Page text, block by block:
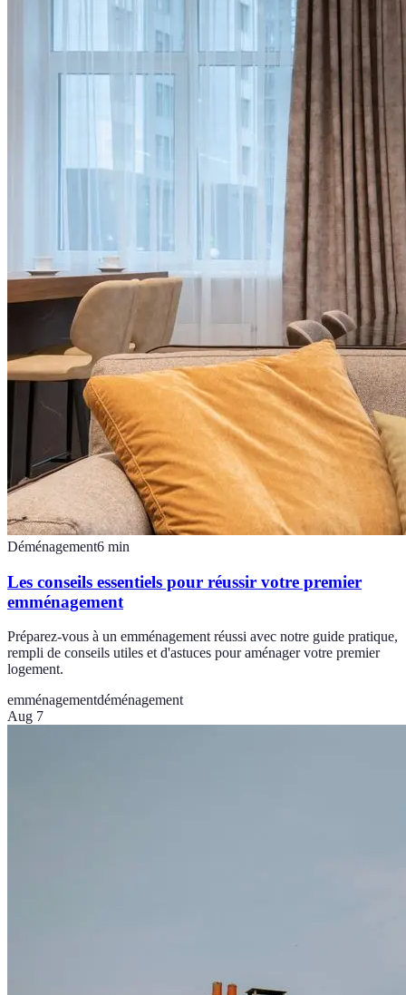
Déménagement6 min
Les conseils essentiels pour réussir votre premier
emménagement
Préparez-vous à un emménagement réussi avec notre guide pratique,
rempli de conseils utiles et d'astuces pour aménager votre premier
logement.
emménagementdéménagement
Aug 7